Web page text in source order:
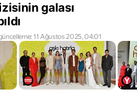
galası
11 Ağustos 2025, 04:01